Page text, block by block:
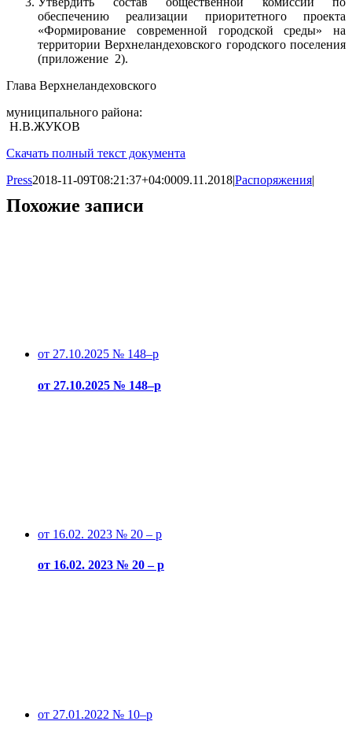
обеспечению реализации приоритетного проекта
«Формирование современной городской среды» на
территории Верхнеландеховского городского поселения
(приложение 2).
Глава Верхнеландеховского
муниципального района:
Н.В.ЖУКОВ
Скачать полный текст документа
Press2018-11-09T08:21:37+04:0009.11.2018|Распоряжения|
Похожие записи
от 27.10.2025 № 148–р
от 27.10.2025 № 148–р
от 16.02. 2023 № 20 – р
от 16.02. 2023 № 20 – р
от 27.01.2022 № 10–р